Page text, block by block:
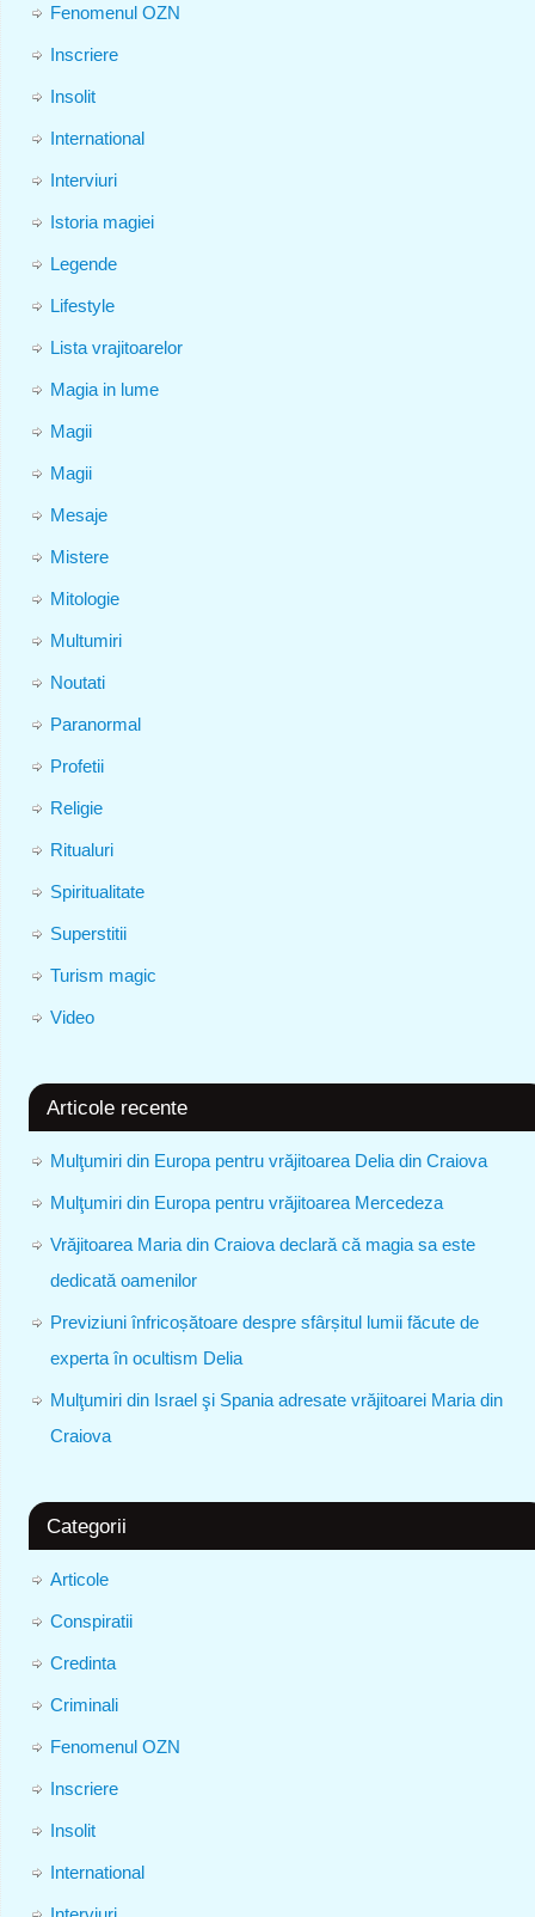
Fenomenul OZN
Inscriere
Insolit
International
Interviuri
Istoria magiei
Legende
Lifestyle
Lista vrajitoarelor
Magia in lume
Magii
Magii
Mesaje
Mistere
Mitologie
Multumiri
Noutati
Paranormal
Profetii
Religie
Ritualuri
Spiritualitate
Superstitii
Turism magic
Video
Articole recente
Mulţumiri din Europa pentru vrăjitoarea Delia din Craiova
Mulţumiri din Europa pentru vrăjitoarea Mercedeza
Vrăjitoarea Maria din Craiova declară că magia sa este
dedicată oamenilor
Previziuni înfricoșătoare despre sfârșitul lumii făcute de
experta în ocultism Delia
Mulţumiri din Israel şi Spania adresate vrăjitoarei Maria din
Craiova
Categorii
Articole
Conspiratii
Credinta
Criminali
Fenomenul OZN
Inscriere
Insolit
International